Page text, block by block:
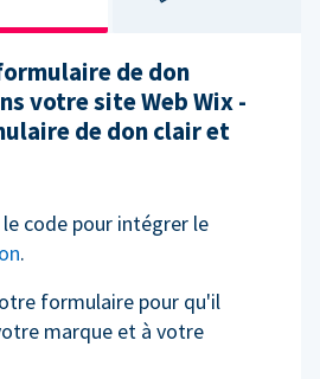
de don
votre site Web Wix -
de don clair et
code pour intégrer le
.
formulaire pour qu'il
marque et à votre